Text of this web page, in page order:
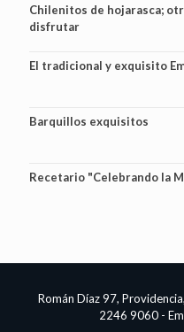
Chilenitos de hojarasca;
disfrutar
El tradicional y exquisito
Barquillos exquisitos
Recetario "Celebrando la
Román Díaz 97,
2246 9060 -